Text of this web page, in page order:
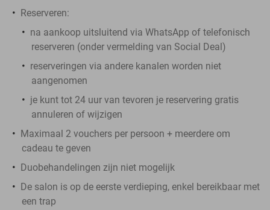
Reserveren:
na aankoop uitsluitend via WhatsApp of telefonisch
reserveren (onder vermelding van Social Deal)
reserveringen via andere kanalen worden niet
aangenomen
je kunt tot 24 uur van tevoren je reservering gratis
annuleren of wijzigen
Maximaal 2 vouchers per persoon + meerdere om
cadeau te geven
Duobehandelingen zijn niet mogelijk
De salon is op de eerste verdieping, enkel bereikbaar met
een trap